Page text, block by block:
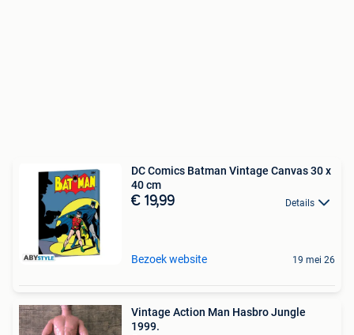
DC Comics Batman Vintage Canvas 30 x
40 cm
€ 19,99 Details
Bezoek website 19 mei 26
Vintage Action Man Hasbro Jungle
1999.